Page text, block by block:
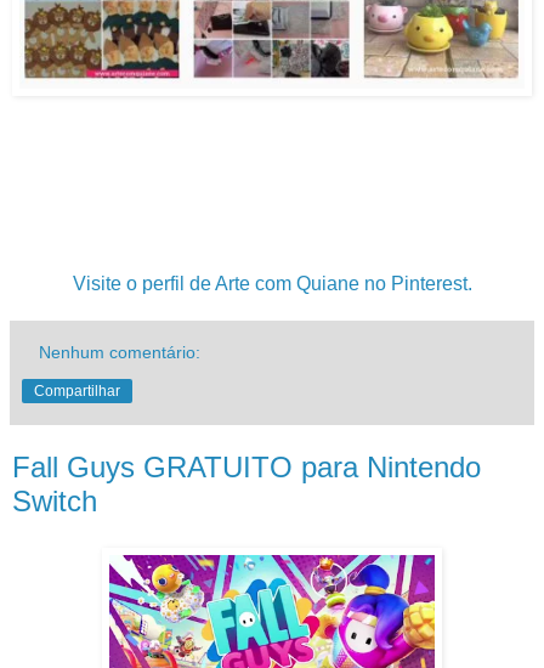
Visite o perfil de Arte com Quiane no Pinterest.
Nenhum comentário:
Compartilhar
Fall Guys GRATUITO para Nintendo
Switch